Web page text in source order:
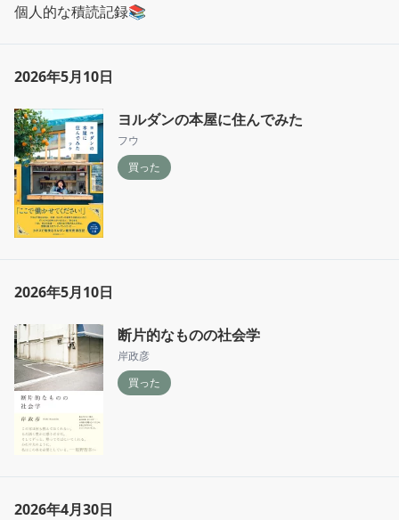
個人的な積読記録📚
2026年5月10日
ヨルダンの本屋に住んでみた
フウ
買った
2026年5月10日
断片的なものの社会学
岸政彦
買った
2026年4月30日